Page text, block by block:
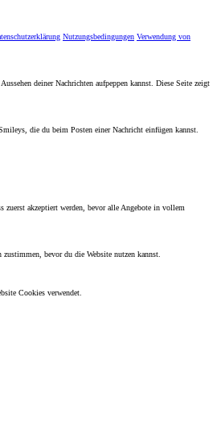
Nutzungsbedingungen Verwendung von
deiner Nachrichten aufpeppen kannst. Diese Seite zeigt
die du beim Posten einer Nachricht einfügen kannst.
zuerst akzeptiert werden, bevor alle Angebote in vollem
bevor du die Website nutzen kannst.
Cookies verwendet.